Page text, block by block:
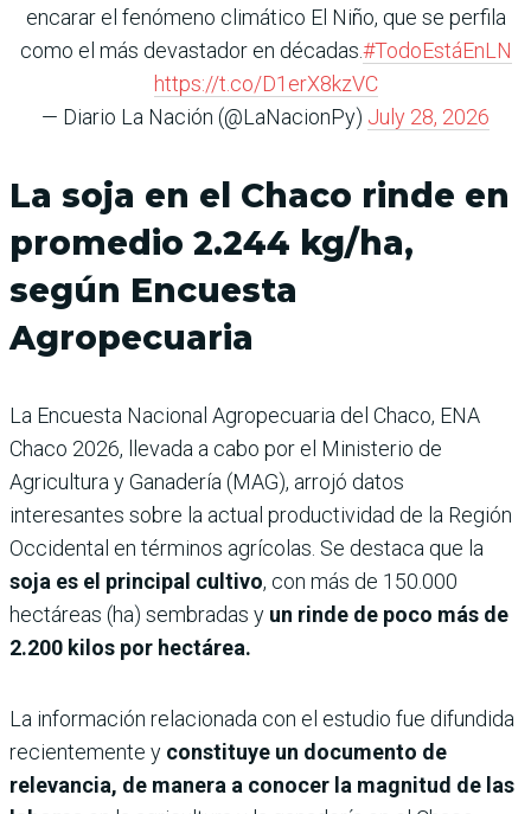
encarar el fenómeno climático El Niño, que se perfila
como el más devastador en décadas.#TodoEstáEnLN
https://t.co/D1erX8kzVC
— Diario La Nación (@LaNacionPy) July 28, 2026
La soja en el Chaco rinde en
promedio 2.244 kg/ha,
según Encuesta
Agropecuaria
La Encuesta Nacional Agropecuaria del Chaco, ENA
Chaco 2026, llevada a cabo por el Ministerio de
Agricultura y Ganadería (MAG), arrojó datos
interesantes sobre la actual productividad de la Región
Occidental en términos agrícolas. Se destaca que la
soja es el principal cultivo, con más de 150.000
hectáreas (ha) sembradas y un rinde de poco más de
2.200 kilos por hectárea.
La información relacionada con el estudio fue difundida
recientemente y constituye un documento de
relevancia, de manera a conocer la magnitud de las